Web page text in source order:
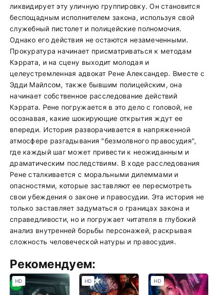
ликвидирует эту уличную группировку. Он становится
беспощадным исполнителем закона, используя свой
служебный пистолет и полицейские полномочия.
Однако его действия не остаются незамеченными.
Прокуратура начинает присматриваться к методам
Кэррата, и на сцену выходит молодая и
целеустремленная адвокат Рене Александер. Вместе с
Эдди Майлсом, также бывшим полицейским, она
начинает собственное расследование действий
Кэррата. Рене погружается в это дело с головой, не
осознавая, какие шокирующие открытия ждут ее
впереди. История разворачивается в напряженной
атмосфере разгадывания "безмолвного правосудия",
где каждый шаг может привести к неожиданным и
драматическим последствиям. В ходе расследования
Рене сталкивается с моральными дилеммами и
опасностями, которые заставляют ее пересмотреть
свои убеждения о законе и правосудии. Эта история не
только заставляет задуматься о границах закона и
справедливости, но и погружает читателя в глубокий
анализ внутренней борьбы персонажей, раскрывая
сложность человеческой натуры и правосудия.
Рекомендуем:
HD HD HD